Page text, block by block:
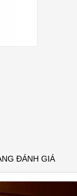
ĐÁNH GIÁ